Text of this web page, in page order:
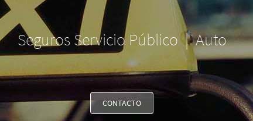
Seguros Servicio Público | Auto
CONTACTO